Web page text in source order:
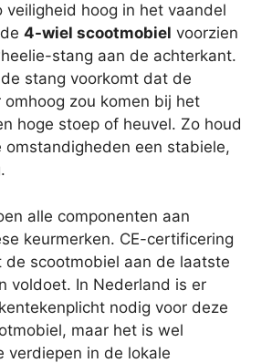
veiligheid hoog in het vaandel
4-wiel scootmobiel voorzien
stang aan de achterkant.
stang voorkomt dat de
zou komen bij het
hoge stoep of heuvel. Zo houd
omstandigheden een stabiele,
alle componenten aan
keurmerken. CE-certificering
scootmobiel aan de laatste
voldoet. In Nederland is er
nodig voor deze
maar het is wel
verdiepen in de lokale